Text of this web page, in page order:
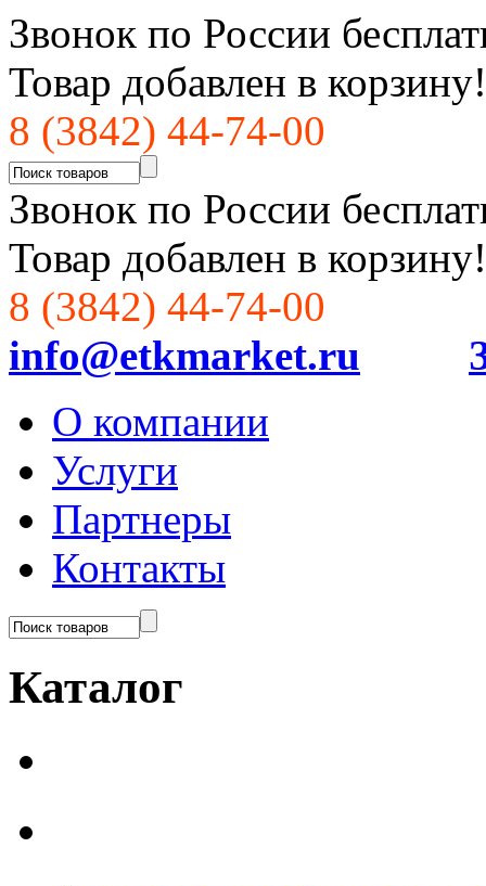
Звонок по России
Товар добавлен в корзину!
8 (3842) 44-74-00
Звонок по России
Товар добавлен в корзину!
8 (3842) 44-74-00
info@etkmarket.ru
О компании
Услуги
Партнеры
Контакты
Каталог